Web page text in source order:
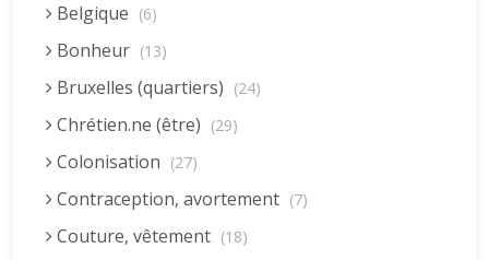
Belgique (6)
Bonheur (13)
Bruxelles (quartiers) (24)
Chrétien.ne (être) (29)
Colonisation (27)
Contraception, avortement (7)
Couture, vêtement (18)